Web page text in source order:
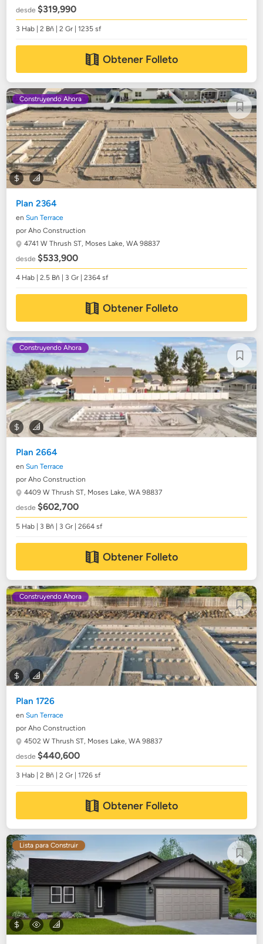
desde$319,990
3 Hab | 2 Bñ | 2 Gr | 1235 sf
Obtener Folleto
Construyendo Ahora
Plan 2364
enSun Terrace
por Aho Construction
4741 W Thrush ST, Moses Lake, WA 98837
desde$533,900
4 Hab | 2.5 Bñ | 3 Gr | 2364 sf
Obtener Folleto
Construyendo Ahora
Plan 2664
enSun Terrace
por Aho Construction
4409 W Thrush ST, Moses Lake, WA 98837
desde$602,700
5 Hab | 3 Bñ | 3 Gr | 2664 sf
Obtener Folleto
Construyendo Ahora
Plan 1726
enSun Terrace
por Aho Construction
4502 W Thrush ST, Moses Lake, WA 98837
desde$440,600
3 Hab | 2 Bñ | 2 Gr | 1726 sf
Obtener Folleto
Lista para Construir